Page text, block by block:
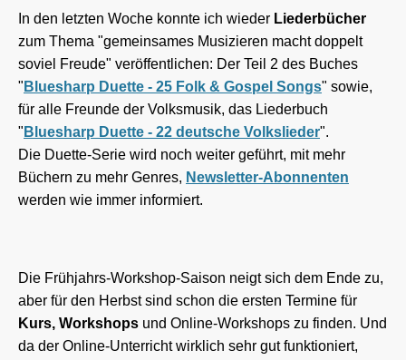
In den letzten Woche konnte ich wieder Liederbücher
zum Thema "gemeinsames Musizieren macht doppelt
soviel Freude" veröffentlichen: Der Teil 2 des Buches
" Bluesharp Duette - 25 Folk & Gospel Songs" sowie,
für alle Freunde der Volksmusik, das Liederbuch
" Bluesharp Duette - 22 deutsche Volkslieder".
Die Duette-Serie wird noch weiter geführt, mit mehr
Büchern zu mehr Genres, Newsletter-Abonnenten
werden wie immer informiert.
Die Frühjahrs-Workshop-Saison neigt sich dem Ende zu,
aber für den Herbst sind schon die ersten Termine für
Kurs, Workshops und Online-Workshops zu finden. Und
da der Online-Unterricht wirklich sehr gut funktioniert,